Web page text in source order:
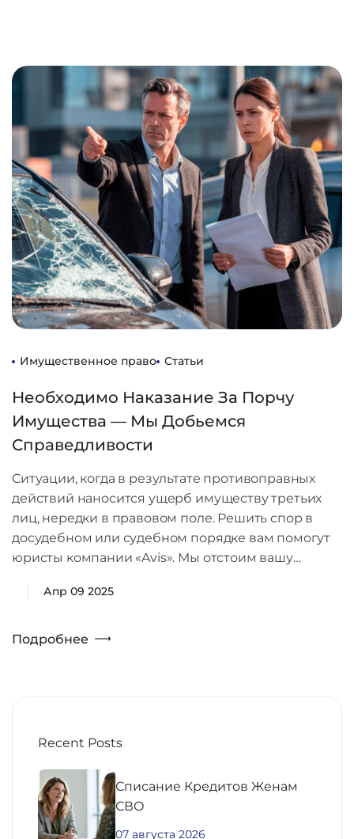
Имущественное право Статьи
Необходимо Наказание За Порчу
Имущества — Мы Добьемся
Справедливости
Ситуации, когда в результате противоправных
действий наносится ущерб имуществу третьих
лиц, нередки в правовом поле. Решить спор в
досудебном или судебном порядке вам помогут
юристы компании «Avis». Мы отстоим вашу…
Апр 09 2025
Подробнее
Recent Posts
Списание Кредитов Женам
СВО
07 августа 2026